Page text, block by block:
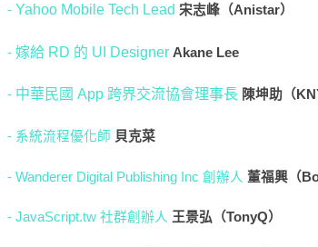
- Yahoo Mobile Tech Lead 宋志峰（Anistar）
- 嫁給 RD 的 UI Designer Akane Lee
- 中華民國 App 跨界交流協會理事長 陳坤助（
- 系統流程優化師 貝克菜
- Wanderer Digital Publishing Inc 創辦人 董福興（
- JavaScript.tw 社群創辦人 王景弘（TonyQ）